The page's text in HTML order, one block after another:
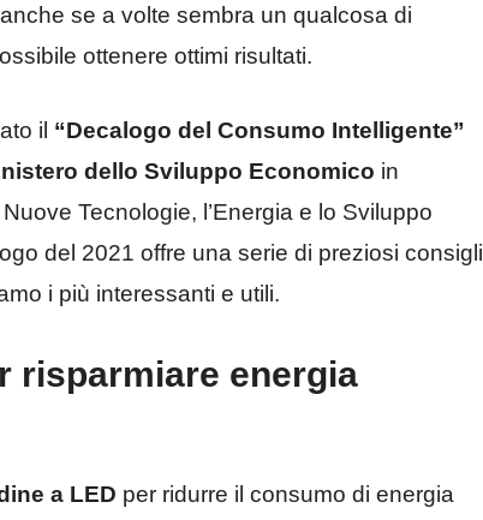
se a volte sembra un qualcosa di
ottenere ottimi risultati.
il “Decalogo del Consumo Intelligente”
dello Sviluppo Economico in
Tecnologie, l’Energia e lo Sviluppo
del 2021 offre una serie di preziosi consigli
i più interessanti e utili.
risparmiare energia
a LED per ridurre il consumo di energia